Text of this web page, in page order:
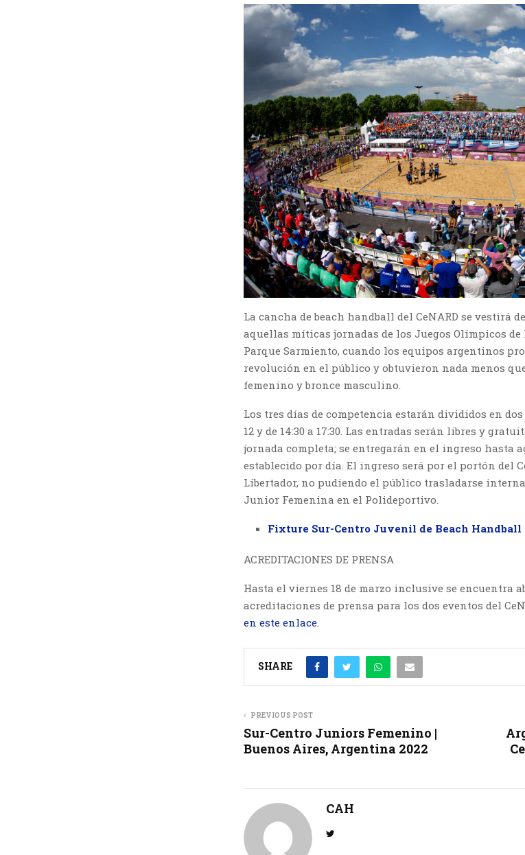
La cancha de beach handball del CeNARD se vestirá
aquellas míticas jornadas de los Juegos Olímpicos de
Parque Sarmiento, cuando los equipos argentinos
revolución en el público y obtuvieron nada menos
femenino y bronce masculino.
Los tres días de competencia estarán divididos en
12 y de 14:30 a 17:30. Las entradas serán libres y
jornada completa; se entregarán en el ingreso hasta
establecido por día. El ingreso será por el portón del
Libertador, no pudiendo el público trasladarse
Junior Femenina en el Polideportivo.
Fixture Sur-Centro Juvenil de Beach Handball
ACREDITACIONES DE PRENSA
Hasta el viernes 18 de marzo inclusive se encuentra
acreditaciones de prensa para los dos eventos del
en este enlace.
SHARE
PREVIOUS POST
Sur-Centro Juniors Femenino |
Buenos Aires, Argentina 2022
CAH